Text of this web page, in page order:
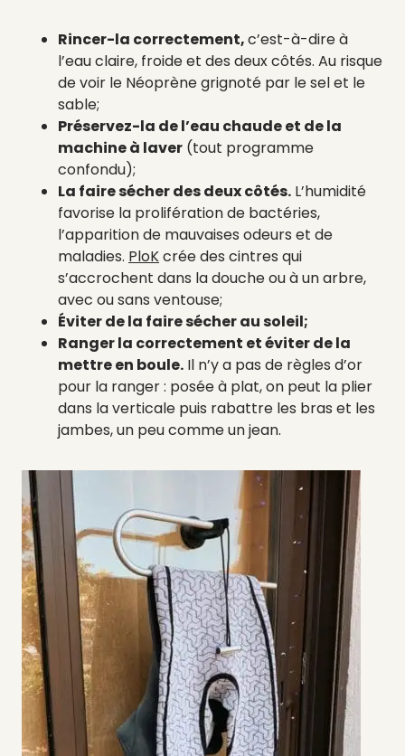
Rincer-la correctement,c’est-à-dire à
l’eau claire, froide et des deux côtés. Au risque
de voir le Néoprène grignoté par le sel et le
sable;
Préservez-la de l’eau chaude et de la
machine à laver (tout programme
confondu);
La faire sécher des deux côtés. L’humidité
favorise la prolifération de bactéries,
l’apparition de mauvaises odeurs et de
maladies. PloKcrée des cintres qui
s’accrochent dans la douche ou à un arbre,
avec ou sans ventouse;
Éviter de la faire sécher au soleil;
Ranger la correctement et éviter de la
mettre en boule. Il n’y a pas de règles d’or
pour la ranger : posée à plat, on peut la plier
dans la verticale puis rabattre les bras et les
jambes, un peu comme un jean.